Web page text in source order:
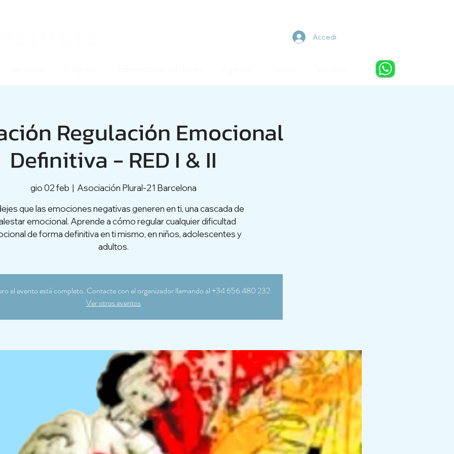
Accedi
Regulación Emocional
Definitiva - RED I & II
gio 02 feb
  |
Asociación Plural-21 Barcelona
que las emociones negativas generen en ti, una cascada de
emocional. Aprende a cómo regular cualquier dificultad
de forma definitiva en ti mismo, en niños, adolescentes y
adultos.
el evento está completo. Contacte con el organizador llamando al +34 656 480 232.
Ver otros eventos